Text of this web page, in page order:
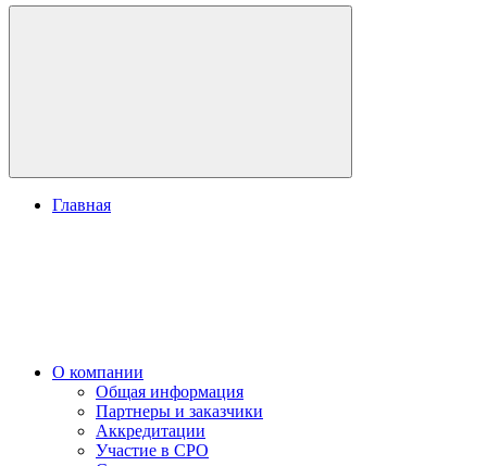
Главная
О компании
Общая информация
Партнеры и заказчики
Аккредитации
Участие в СРО